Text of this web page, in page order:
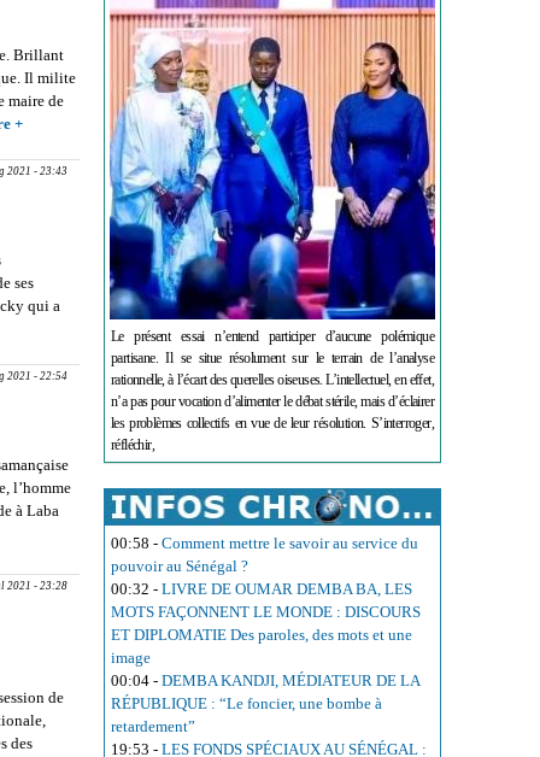
Brillant
Il milite
maire de
+
TEUW
la main à
tous les
politique...‘’
2021 - 23:43
ses
qui a
2021 - 22:54
l’homme
à Laba
2021 - 23:28
de
des
Le présent essai n’entend participer d’aucune polémique
partisane. Il se situe résolument sur le terrain de l’analyse
rationnelle, à l’écart des querelles oiseuses. L’intellectuel, en effet,
n’a pas pour vocation d’alimenter le débat stérile, mais d’éclairer
les problèmes collectifs en vue de leur résolution. S’interroger,
réfléchir,
00:58 - Comment mettre le savoir au service du
pouvoir au Sénégal ?
00:32 - LIVRE DE OUMAR DEMBA BA, LES
MOTS FAÇONNENT LE MONDE : DISCOURS
ET DIPLOMATIE Des paroles, des mots et une
image
00:04 - DEMBA KANDJI, MÉDIATEUR DE LA
RÉPUBLIQUE : “Le foncier, une bombe à
retardement”
19:53 - LES FONDS SPÉCIAUX AU SÉNÉGAL :